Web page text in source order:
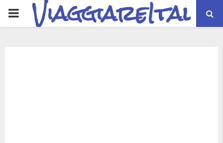
PRIMARYViaggiareItalia